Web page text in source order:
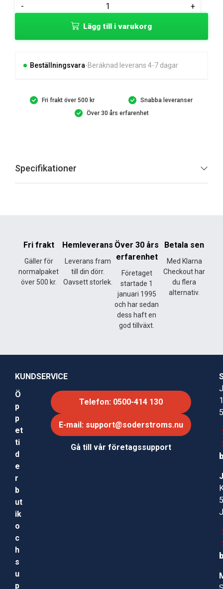
-
CABLE
US
+
Lägg till i varukorg
Beställningsvara Beräknad leverans 4-7 dagar
Fri frakt över 500 kr
Snabba leveranser
Över 30 års erfarenhet
Specifikationer
Fri frakt
Gäller för
normalpaket
över 500 kr.
Hemleverans
Leverans fram
till din dörr.
Oavsett storlek.
Över 30 års
erfarenhet
Företaget
startade 1
januari 1995
och har sedan
dess haft en
god tillväxt.
Betala sen
Med Klarna
Checkout har
du flera
alternativ.
KUNDSERVICE
Ö
p
p
et
ti
d
e
r
b
ut
ik
o
c
h
s
u
p
Telefon: 0500-414 130
E-mail: support@soderstroms.nu
Gå till vår företagssupport